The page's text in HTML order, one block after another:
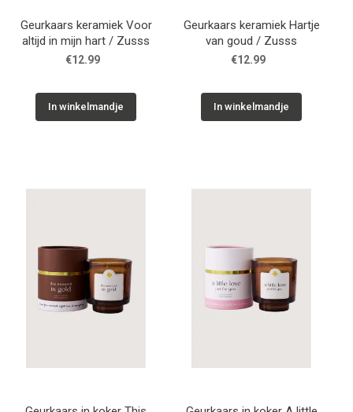
Geurkaars keramiek Voor
altijd in mijn hart / Zusss
€12.99
In winkelmandje
Geurkaars keramiek Hartje
van goud / Zusss
€12.99
In winkelmandje